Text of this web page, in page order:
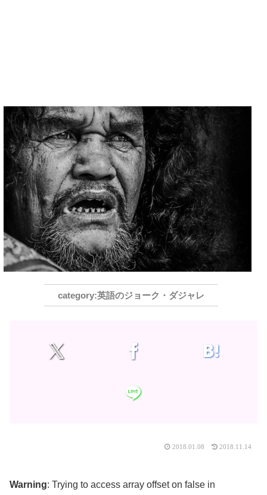
英語のジョーク・ダジャレ
2018.01.08 2018.11.14
Warning: Trying to access array offset on false in